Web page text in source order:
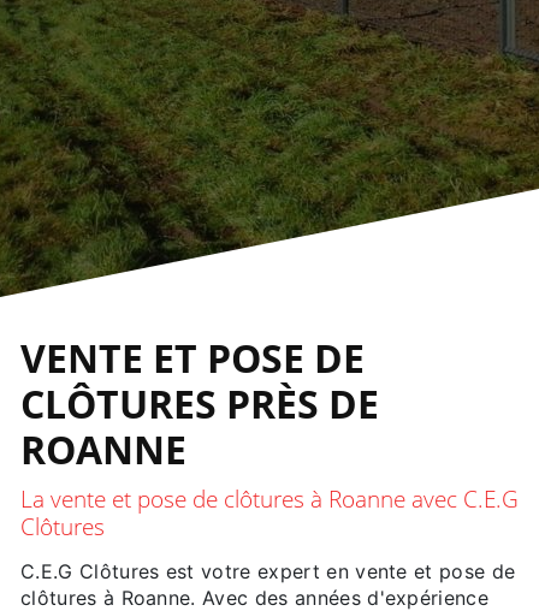
VENTE ET POSE DE
CLÔTURES PRÈS DE
ROANNE
La vente et pose de clôtures à Roanne avec C.E.G
Clôtures
C.E.G Clôtures est votre expert en vente et pose de
clôtures à Roanne. Avec des années d'expérience